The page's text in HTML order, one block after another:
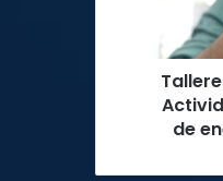
Actividades
realizarán
de
de